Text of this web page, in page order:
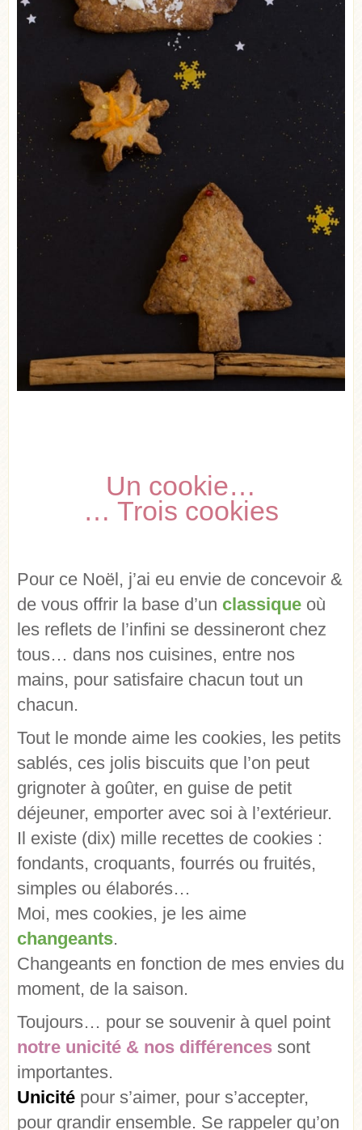
Un cookie…
… Trois cookies
Pour ce Noël, j’ai eu envie de concevoir &
de vous offrir la base d’un classique où
les reflets de l’infini se dessineront chez
tous… dans nos cuisines, entre nos
mains, pour satisfaire chacun tout un
chacun.
Tout le monde aime les cookies, les petits
sablés, ces jolis biscuits que l’on peut
grignoter à goûter, en guise de petit
déjeuner, emporter avec soi à l’extérieur.
Il existe (dix) mille recettes de cookies :
fondants, croquants, fourrés ou fruités,
simples ou élaborés…
Moi, mes cookies, je les aime
changeants.
Changeants en fonction de mes envies du
moment, de la saison.
Toujours… pour se souvenir à quel point
notre unicité & nos différences sont
importantes.
Unicité pour s’aimer, pour s’accepter,
pour grandir ensemble. Se rappeler qu’on